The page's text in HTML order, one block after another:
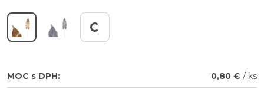
Working...
MOC s DPH: 0,80 € / ks